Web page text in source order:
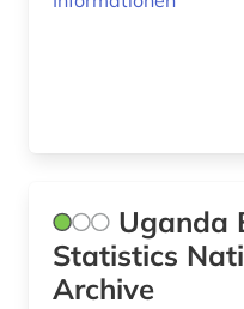
Uganda
Statistics
Archive